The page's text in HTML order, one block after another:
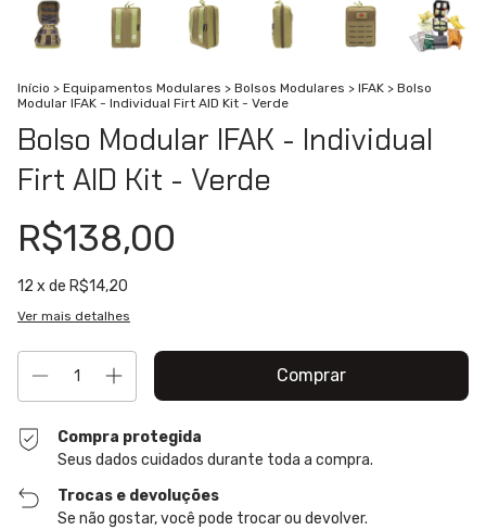
Início > Equipamentos Modulares > Bolsos Modulares > IFAK > Bolso
Modular IFAK - Individual Firt AID Kit - Verde
Bolso Modular IFAK - Individual
Firt AID Kit - Verde
R$138,00
12 x de R$14,20
Ver mais detalhes
Compra protegida
Seus dados cuidados durante toda a compra.
Trocas e devoluções
Se não gostar, você pode trocar ou devolver.